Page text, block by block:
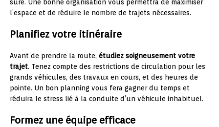
sûre. Une bonne organisation vous permettra de maximiser
l’espace et de réduire le nombre de trajets nécessaires.
Planifiez votre itinéraire
Avant de prendre la route, étudiez soigneusement votre
trajet. Tenez compte des restrictions de circulation pour les
grands véhicules, des travaux en cours, et des heures de
pointe. Un bon planning vous fera gagner du temps et
réduira le stress lié à la conduite d’un véhicule inhabituel.
Formez une équipe efficace